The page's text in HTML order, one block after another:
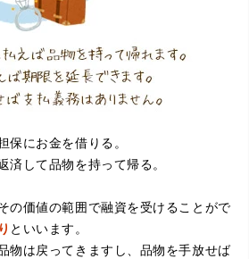
の時からとても感じが良くて来店
来て良かったです。これからこちら
いました。ありがとうございまし
保にお金を借りる。
済して品物を持って帰る。
の価値の範囲で融資を受けることがで
といいます。
物は戻ってきますし、品物を手放せば